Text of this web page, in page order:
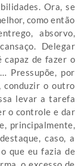
Ora, se
como então
absorvo,
Delegar
capaz de fazer o
Pressupõe, por
conduzir o outro
levar a tarefa
o controle e dar
principalmente,
caso, a
que eu fazia de